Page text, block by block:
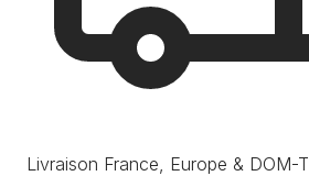
Livraison France, Europe & DOM-